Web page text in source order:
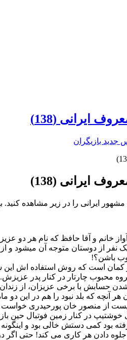
ایرانی (138)
جدید بازیگران
ایرانی (138)
ایرانی را در زیر مشاهده
خانم و آقا حافظ که نام هر دو
نفر از دوستان متوجه آن میشود و
باشن؟!
و کمان است که روش استفاده اش
محبوب چارتار در کنار پدر عزیزش.
شدن حسابش با برخی عزیزان، از
که بلد نبود را هم در این دو
پست از منصور خان پورحیدری
در کنار زمین فوتبال حین
بود کمی دستش خالی بود و اینگونه
دادن هر کاری می کند! حتی اگر